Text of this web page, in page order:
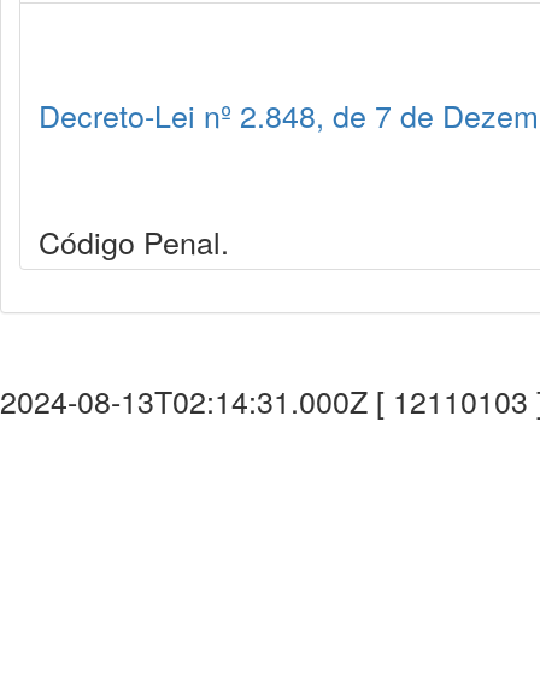
Decreto-Lei nº 2.848, de 7 de
Código Penal.
2024-08-13T02:14:31.000Z [ 12110103